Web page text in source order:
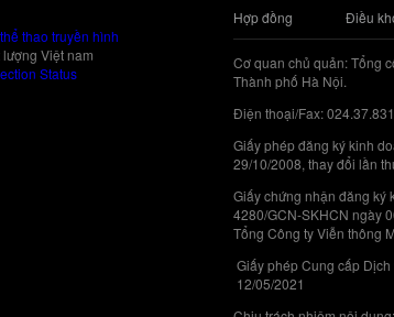
Hợp đồng Điều
Cơ quan chủ quản: Tổng
Thành phố Hà Nội.
Điện thoại/Fax:
Giấy phép đăng ký kinh
29/10/2008, thay đổi lần
Giấy chứng nhận đăng ký
4280/GCN-SKHCN ngày
Tổng Công ty Viễn thông
Giấy phép Cung cấp
12/05/2021